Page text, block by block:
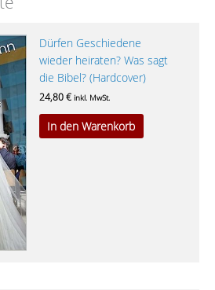
Dürfen Geschiedene
wieder heiraten? Was sagt
die Bibel? (Hardcover)
24,80€ inkl. MwSt.
In den Warenkorb